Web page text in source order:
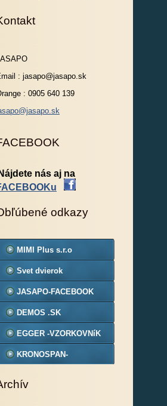
: jasapo@jasapo.sk
: 0905 640 139
Nájdete nás aj na
odkazy
MIMI Plus s.r.o
Svet dvierok
JASAPO-FACEBOOK
DEMOS .SK
EGGER -VZORKOVNíK
KRONOSPAN-